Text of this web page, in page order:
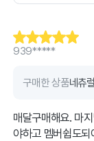
939*****
구매한 상품네츄
매달구매해요. 마
야하고 멤버쉽도